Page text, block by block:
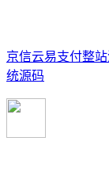
京信云易支付整
统源码